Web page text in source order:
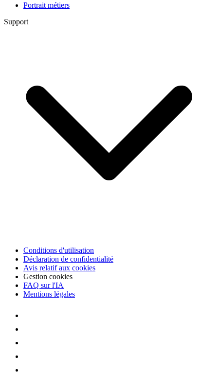
Portrait métiers
Support
Conditions d'utilisation
Déclaration de confidentialité
Avis relatif aux cookies
Gestion cookies
FAQ sur l'IA
Mentions légales